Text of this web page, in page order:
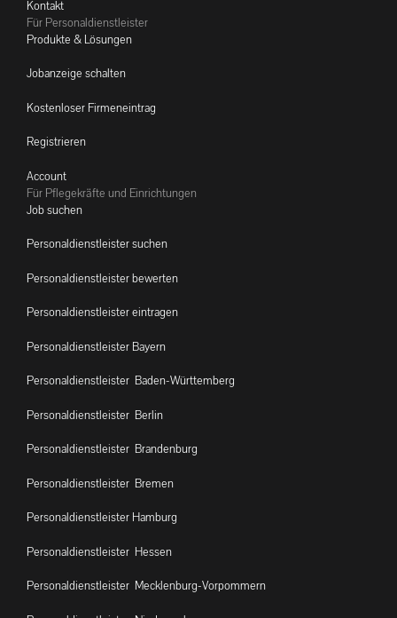
Kontakt
Für Personaldienstleister
Produkte & Lösungen
Jobanzeige schalten
Kostenloser Firmeneintrag
Registrieren
Account
Für Pflegekräfte und Einrichtungen
Job suchen
Personaldienstleister suchen
Personaldienstleister bewerten
Personaldienstleister eintragen
Personaldienstleister Bayern
Personaldienstleister Baden-Württemberg
Personaldienstleister Berlin
Personaldienstleister Brandenburg
Personaldienstleister Bremen
Personaldienstleister Hamburg
Personaldienstleister Hessen
Personaldienstleister Mecklenburg-Vorpommern